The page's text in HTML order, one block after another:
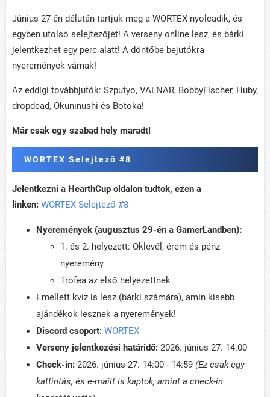
Június 27-én délután tartjuk meg a WORTEX nyolcadik, és
egyben utolsó selejtezőjét! A verseny online lesz, és bárki
jelentkezhet egy perc alatt! A döntőbe bejutókra
nyeremények várnak!
Az eddigi továbbjutók: Szputyo, VALNAR, BobbyFischer, Huby,
dropdead, Okuninushi és Botoka!
Már csak egy szabad hely maradt!
WORTEX Selejtező #8
Jelentkezni a HearthCup oldalon tudtok, ezen a
linken: WORTEX Selejtező #8
Nyeremények (augusztus 29-én a GamerLandben):
1. és 2. helyezett: Oklevél, érem és pénz
nyeremény
Trófea az első helyezettnek
Emellett kvíz is lesz (bárki számára), amin kisebb
ajándékok lesznek a nyeremények!
Discord csoport: WORTEX
Verseny jelentkezési határidő: 2026. június 27. 14:00
Check-in: 2026. június 27. 14:00 - 14:59 (Ez csak egy
kattintás, és e-mailt is kaptok, amint a check-in